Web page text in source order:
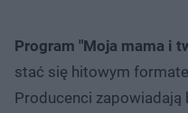
Program "Moja mama i
stać się hitowym
Producenci zapowiadają